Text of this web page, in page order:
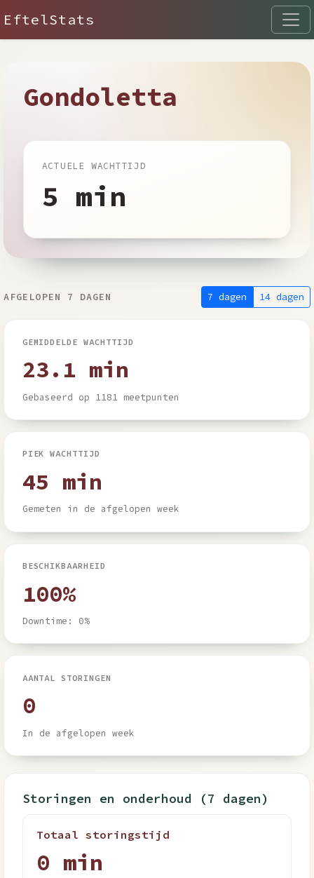
EftelStats
Gondoletta
ACTUELE WACHTTIJD
5 min
AFGELOPEN 7 DAGEN 7 dagen 14 dagen
GEMIDDELDE WACHTTIJD
23.1 min
Gebaseerd op 1181 meetpunten
PIEK WACHTTIJD
45 min
Gemeten in de afgelopen week
BESCHIKBAARHEID
100%
Downtime: 0%
AANTAL STORINGEN
0
In de afgelopen week
Storingen en onderhoud (7 dagen)
Totaal storingstijd
0 min